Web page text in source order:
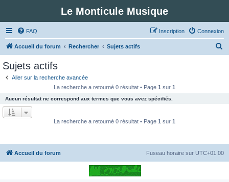
Le Monticule Musique
FAQ Connexion
Inscription
Accueil du forum Rechercher Sujets actifs
e
r
Sujets actifs
Aller sur la recherche avancée
La recherche a retourné 0 résultat • Page 1 sur 1
Aucun résultat ne correspond aux termes que vous avez spécifiés.
La recherche a retourné 0 résultat • Page 1 sur 1
Accueil du forum Fuseau horaire sur UTC+01:00